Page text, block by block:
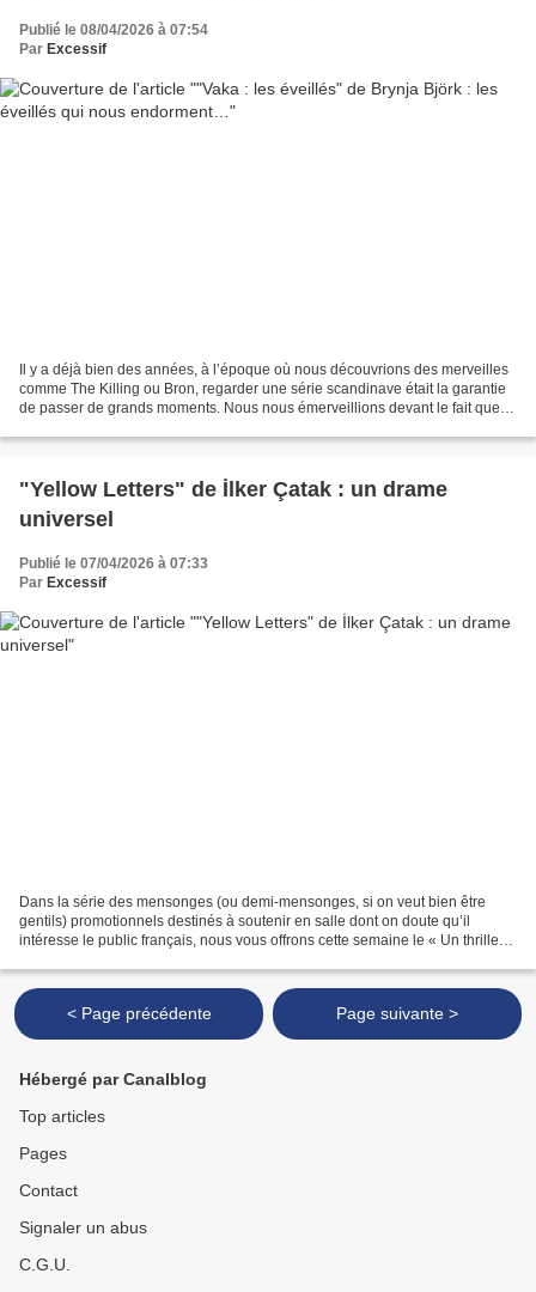
Publié le 08/04/2026 à 07:54
Par Excessif
Il y a déjà bien des années, à l’époque où nous découvrions des merveilles
comme The Killing ou Bron, regarder une série scandinave était la garantie
de passer de grands moments. Nous nous émerveillions devant le fait que
"Yellow Letters" de İlker Çatak : un drame
universel
Publié le 07/04/2026 à 07:33
Par Excessif
Dans la série des mensonges (ou demi-mensonges, si on veut bien être
gentils) promotionnels destinés à soutenir en salle dont on doute qu’il
intéresse le public français, nous vous offrons cette semaine le « Un thriller
< Page précédente Page suivante >
Hébergé par Canalblog
Top articles
Pages
Contact
Signaler un abus
C.G.U.